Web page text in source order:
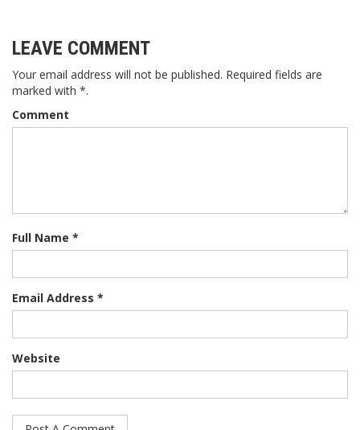
LEAVE COMMENT
Your email address will not be published. Required fields are
marked with *.
Comment
Full Name *
Email Address *
Website